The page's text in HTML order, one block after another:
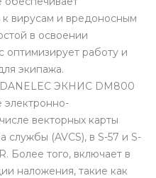
к вирусам и вредоносным
в освоении
оптимизирует работу и
экипажа.
DANELEC ЭКНИС DM800
электронно-
векторных карты
службы (AVCS), в S-57 и S-
Более того, включает в
наложения, такие как